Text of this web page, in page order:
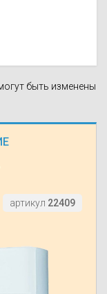
артикул 22409
быть изменены